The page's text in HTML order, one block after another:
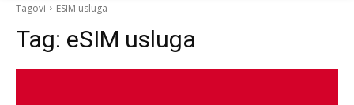
Tagovi ESIM usluga
Tag: eSIM usluga